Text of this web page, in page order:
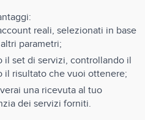
reali, selezionati in base
parametri;
il set di servizi, controllando il
il risultato che vuoi ottenere;
una ricevuta al tuo
dei servizi forniti.